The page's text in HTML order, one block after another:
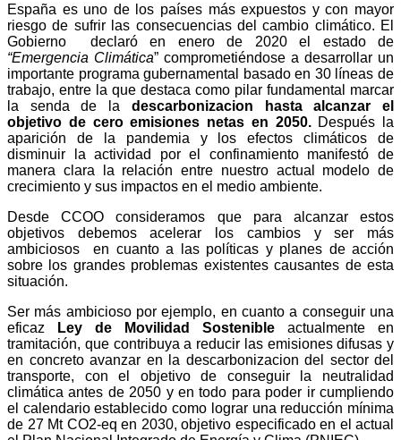
España es uno de los países más expuestos y con mayor
riesgo de sufrir las consecuencias del cambio climático. El
Gobierno
declaró en enero de 2020 el estado de
“Emergencia Climática” comprometiéndose a desarrollar un
importante programa gubernamental basado en 30 líneas de
trabajo, entre la que destaca como pilar fundamental marcar
la senda de la descarbonizacion hasta alcanzar el
objetivo de cero emisiones netas en 2050. Después la
aparición de la pandemia y los efectos climáticos de
disminuir la actividad por el confinamiento manifestó de
manera clara la relación entre nuestro actual modelo de
crecimiento y sus impactos en el medio ambiente.
Desde CCOO consideramos que para alcanzar estos
objetivos debemos acelerar los cambios y ser más
ambiciosos
en cuanto a las políticas y planes de acción
sobre los grandes problemas existentes causantes de esta
situación.
Ser más ambicioso por ejemplo, en cuanto a conseguir una
eficaz
Ley de Movilidad Sostenible actualmente en
tramitación, que contribuya a reducir las emisiones difusas y
en concreto avanzar en la descarbonizacion del sector del
transporte, con el objetivo de conseguir la neutralidad
climática antes de 2050 y en todo para poder ir cumpliendo
el calendario establecido como lograr una reducción mínima
de 27 Mt CO2-eq en 2030, objetivo especificado en el actual